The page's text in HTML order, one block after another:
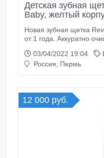
Детская зубная
Baby, желтый
Новая зубная щетка
от 1 года. Аккуратно
насадки с нейлоновыми
работает на батарейке.
03/04/2022 19:04
Россия, Пермь
12 000 руб.